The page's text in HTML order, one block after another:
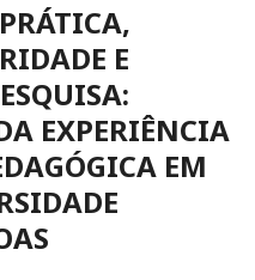
E
EXPERIÊNCIA
EM